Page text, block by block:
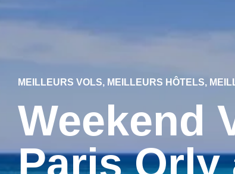
MEILLEURS VOLS, MEILLEURS HÔTELS,
Weekend
Paris